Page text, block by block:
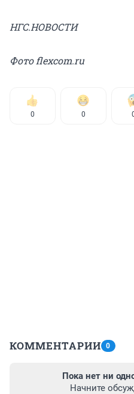
НГС.НОВОСТИ
Фото flexcom.ru
0 0
КОММЕНТАРИИ 0
Пока нет ни
Начните